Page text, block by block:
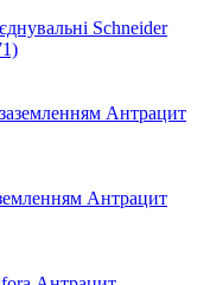
Schneider
Антрацит